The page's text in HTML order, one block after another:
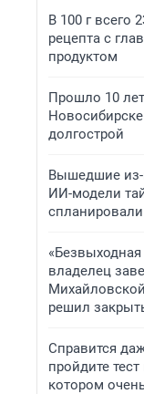
В 100 г всего
рецепта с
продуктом
Прошло 10
долгострой
Вышедшие из-
ИИ-модели
«Безвыходная
владелец
решил
Справится
пройдите
котором